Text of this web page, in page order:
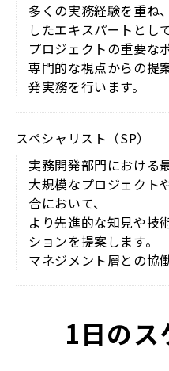
多くの実務経験を重ね
したエキスパートとし
プロジェクトの重要な
専門的な視点からの提
発実務を行います。
スペシャリスト（SP）
実務開発部門における
大規模なプロジェクト
合において、
より先進的な知見や技
ションを提案します。
マネジメント層との協
1日のス